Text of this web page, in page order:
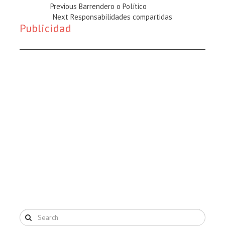
Previous
Magazine
:
Previous Barrendero o Político
Next
Magazine
Next Responsabilidades compartidas
Publicidad